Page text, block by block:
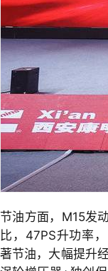
节油方面，M15发
比，47PS升功率
著节油，大幅提升